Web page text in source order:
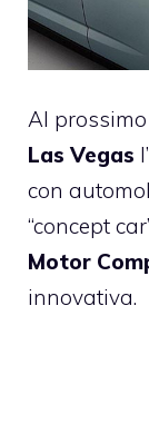
Al prossimo
Las Vegas
con
“concept
Motor
innovativa.